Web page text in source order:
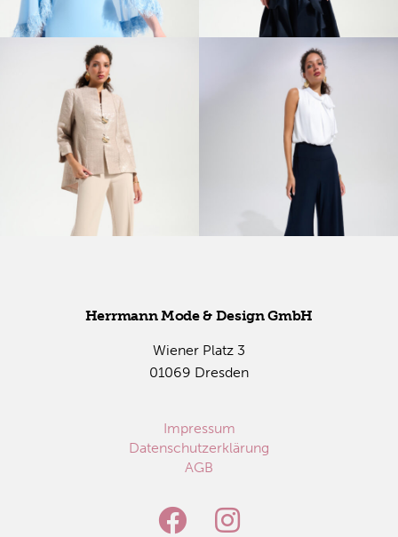
Herr­mann Mode & De­sign GmbH
Wie­ner Platz 3
01069 Dres­den
Impressum
Datenschutzerklärung
AGB